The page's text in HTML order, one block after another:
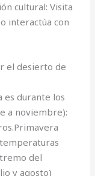
cultural: Visita
interactúa con
el desierto de
es durante los
a noviembre):
del
y agosto)